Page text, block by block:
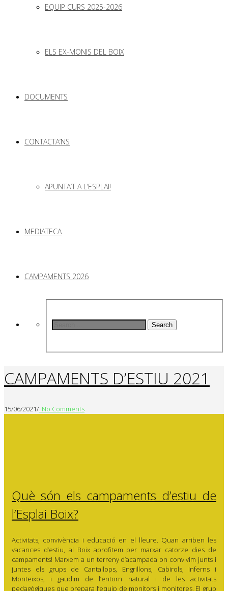
EQUIP CURS 2025-2026
ELS EX-MONIS DEL BOIX
DOCUMENTS
CONTACTA’NS
APUNTA’T A L’ESPLAI!
MEDIATECA
CAMPAMENTS 2026
Search
CAMPAMENTS D’ESTIU 2021
15/06/2021/ No Comments
Què són els campaments d’estiu de
l’Esplai Boix?
Activitats, convivència i educació en el lleure. Quan arriben les
vacances d’estiu, al Boix aprofitem per marxar catorze dies de
campaments! Marxem a un terreny d’acampada on convivim junts i
juntes els grups de Cantallops, Engrillons, Cabirols, Inferns i
Monteixos, i gaudim de l’entorn natural i de les activitats
pedagògiques que prepara l’equip de monitors i monitores. El grup